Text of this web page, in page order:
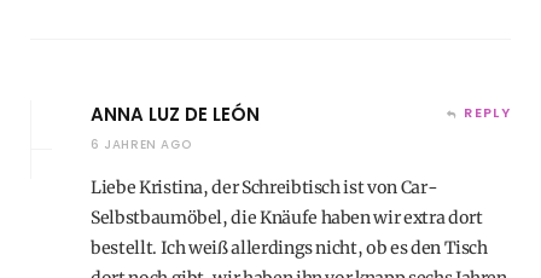
ANNA LUZ DE LEÓN
6 JAHREN AGO
REPLY
Liebe Kristina, der Schreibtisch ist von Car-
Selbstbaumöbel, die Knäufe haben wir extra dort
bestellt. Ich weiß allerdings nicht, ob es den Tisch